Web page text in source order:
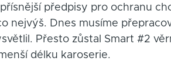
předpisy pro ochranu
nejvýš. Dnes musíme
Přesto zůstal Smart #2
délku karoserie.